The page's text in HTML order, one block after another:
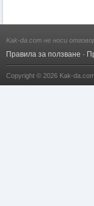
Kak-da.com не носи
Правила за ползване ·
Copyright © 2026 Kak-